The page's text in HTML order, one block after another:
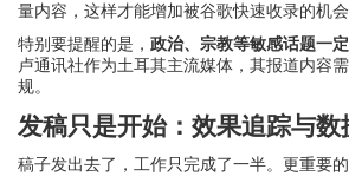
量内容，这样才能增加被谷歌快速收录的机会
特别要提醒的是， 政治、宗教等敏感话题一
卢通讯社作为土耳其主流媒体，其报道内容
规。
发稿只是开始：效果追踪与数
稿子发出去了，工作只完成了一半。更重要